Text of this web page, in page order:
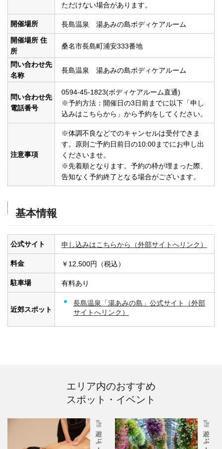
ただけない場合があります。
開催場所
長島温泉 湯あみの島ボディケアルーム
開催場所 住
所
桑名市長島町浦安333番地
問い合わせ先
名称
長島温泉 湯あみの島ボディケアルーム
問い合わせ先
電話番号
0594-45-1823(ボディケアルーム直通)
※予約方法：開催日の3日前までに以下「申し
込みはこちらから」から予約をしてください。
注意事項
※体調不良などでのキャンセルは受付できま
す。原則ご予約日前日の10:00までにお申し出
くださいませ。
※先着順となります。予約の枠が埋まった際、
告知なく予約終了となる場合がございます。
基本情報
公式サイト 申し込みはこちらから（外部サイトへリンク）
料金 ￥12,500円（税込）
駐車場 有料あり
近郊スポット
長島温泉「湯あみの島」公式サイト（外部
サイトへリンク）
エリア内のおすすめ
スポット・イベント